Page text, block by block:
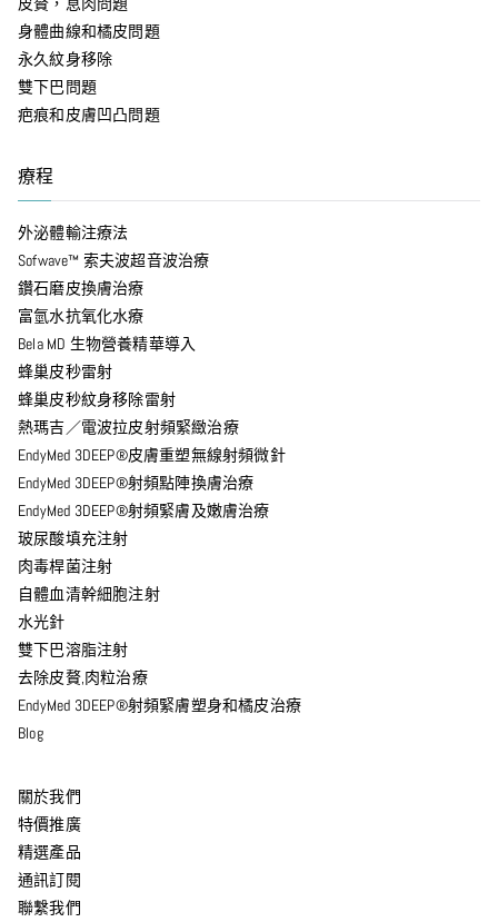
身體曲線和橘皮問題
永久紋身移除
雙下巴問題
疤痕和皮膚凹凸問題
療程
外泌體輸注療法
Sofwave™ 索夫波超音波治療
鑽石磨皮換膚治療
富氫水抗氧化水療
Bela MD 生物營養精華導入
蜂巢皮秒雷射
蜂巢皮秒紋身移除雷射
熱瑪吉／電波拉皮射頻緊緻治療
EndyMed 3DEEP®皮膚重塑無線射頻微針
EndyMed 3DEEP®射頻點陣換膚治療
EndyMed 3DEEP®射頻緊膚及嫩膚治療
玻尿酸填充注射
肉毒桿菌注射
自體血清幹細胞注射
水光針
雙下巴溶脂注射
去除皮贅,肉粒治療
EndyMed 3DEEP®射頻緊膚塑身和橘皮治療
Blog
關於我們
特價推廣
精選產品
通訊訂閱
聯繫我們